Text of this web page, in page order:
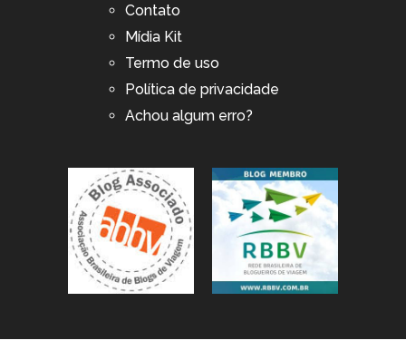
Contato
Mídia Kit
Termo de uso
Política de privacidade
Achou algum erro?